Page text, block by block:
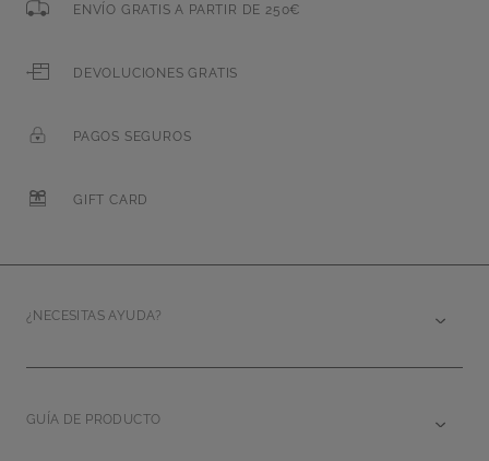
ENVÍO GRATIS A PARTIR DE 250€
DEVOLUCIONES GRATIS
PAGOS SEGUROS
GIFT CARD
¿NECESITAS AYUDA?
GUÍA DE PRODUCTO